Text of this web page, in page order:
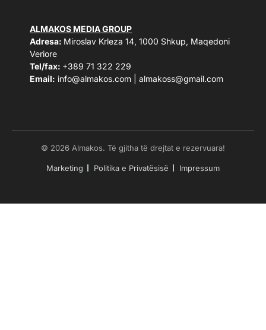
ALMAKOS MEDIA GROUP
Adresa: Miroslav Krleza 14, 1000 Shkup, Maqedoni
Veriore
Tel/fax: +389 71 322 229
Email: info@almakos.com almakoss@gmail.com
© 2026 Almakos. Të gjitha të drejtat e rezervuara!
Marketing Politika e Privatësisë Impressum